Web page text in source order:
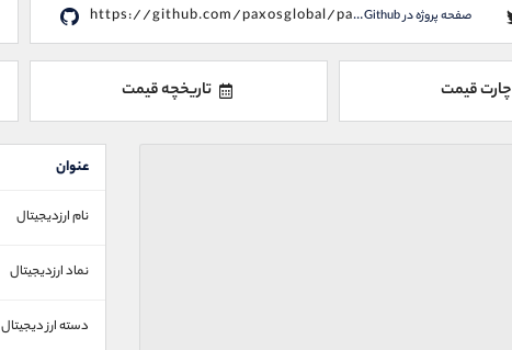
صفحه پروژه در Github https://github.com/paxosglobal/pax-contracts
چارت قیمت تاریخچه قیمت
عنوان
نام ارزدیجیتال
نماد ارزدیجیتال
دسته ارز دیجیتال